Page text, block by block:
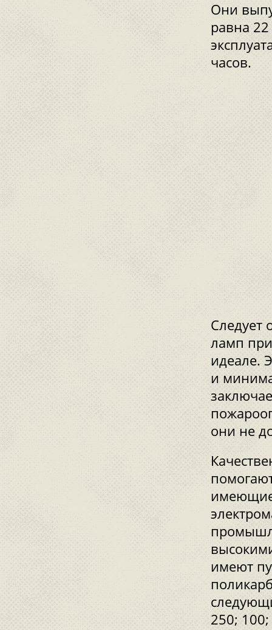
Они
равна
часов.
Следует
ламп
идеале.
и
они не
имеют
250;